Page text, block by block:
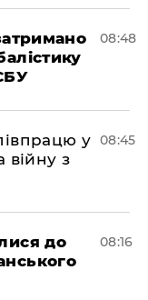
08:48
у
війну з
08:45
до
08:16